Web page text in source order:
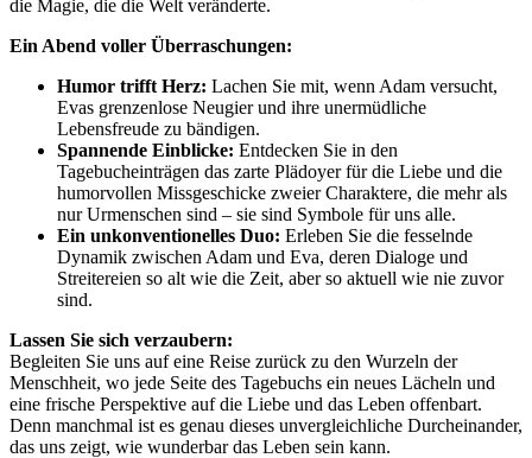
die Magie, die die Welt veränderte.
Ein Abend voller Überraschungen:
Humor trifft Herz: Lachen Sie mit, wenn Adam versucht,
Evas grenzenlose Neugier und ihre unermüdliche
Lebensfreude zu bändigen.
Spannende Einblicke: Entdecken Sie in den
Tagebucheinträgen das zarte Plädoyer für die Liebe und die
humorvollen Missgeschicke zweier Charaktere, die mehr als
nur Urmenschen sind – sie sind Symbole für uns alle.
Ein unkonventionelles Duo: Erleben Sie die fesselnde
Dynamik zwischen Adam und Eva, deren Dialoge und
Streitereien so alt wie die Zeit, aber so aktuell wie nie zuvor
sind.
Lassen Sie sich verzaubern:
Begleiten Sie uns auf eine Reise zurück zu den Wurzeln der
Menschheit, wo jede Seite des Tagebuchs ein neues Lächeln und
eine frische Perspektive auf die Liebe und das Leben offenbart.
Denn manchmal ist es genau dieses unvergleichliche Durcheinander,
das uns zeigt, wie wunderbar das Leben sein kann.